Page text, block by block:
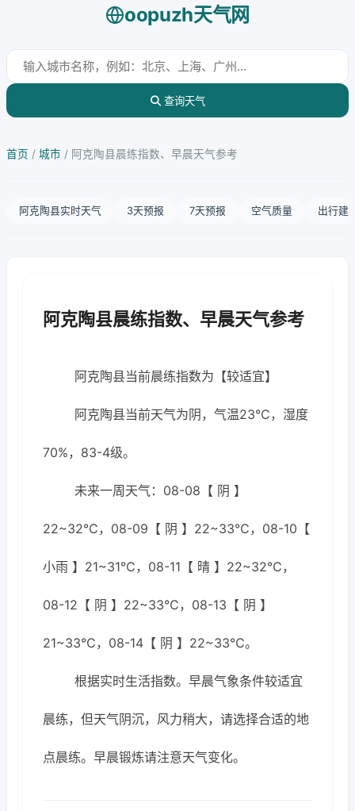
oopuzh天气网
查询天气
首页 / 城市 / 阿克陶县晨练指数、早晨天气参考
阿克陶县实时天气 3天预报 7天预报 空气质量 出行建
阿克陶县晨练指数、早晨天气参考
阿克陶县当前晨练指数为【较适宜】
阿克陶县当前天气为阴，气温23℃，湿度
70%，83-4级。
未来一周天气：08-08【 阴 】
22~32℃，08-09【 阴 】22~33℃，08-10【
小雨 】21~31℃，08-11【 晴 】22~32℃，
08-12【 阴 】22~33℃，08-13【 阴 】
21~33℃，08-14【 阴 】22~33℃。
根据实时生活指数。早晨气象条件较适宜
晨练，但天气阴沉，风力稍大，请选择合适的地
点晨练。早晨锻炼请注意天气变化。